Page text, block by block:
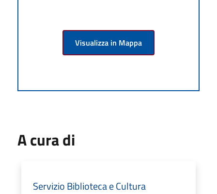
Visualizza in Mappa
A cura di
Servizio Biblioteca e Cultura